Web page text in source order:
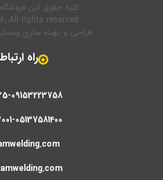
کلیه حقوق این
All rights reserved.
طراحی و بهینه سازی
راه
09153223758
05137581400